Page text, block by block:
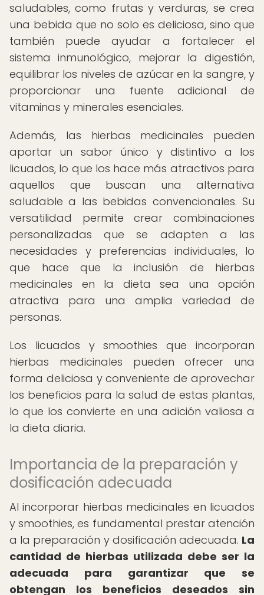
saludables, como frutas y verduras, se crea
una bebida que no solo es deliciosa, sino que
también puede ayudar a fortalecer el
sistema inmunológico, mejorar la digestión,
equilibrar los niveles de azúcar en la sangre, y
proporcionar una fuente adicional de
vitaminas y minerales esenciales.
Además, las hierbas medicinales pueden
aportar un sabor único y distintivo a los
licuados, lo que los hace más atractivos para
aquellos que buscan una alternativa
saludable a las bebidas convencionales. Su
versatilidad permite crear combinaciones
personalizadas que se adapten a las
necesidades y preferencias individuales, lo
que hace que la inclusión de hierbas
medicinales en la dieta sea una opción
atractiva para una amplia variedad de
personas.
Los licuados y smoothies que incorporan
hierbas medicinales pueden ofrecer una
forma deliciosa y conveniente de aprovechar
los beneficios para la salud de estas plantas,
lo que los convierte en una adición valiosa a
la dieta diaria.
Importancia de la preparación y
dosificación adecuada
Al incorporar hierbas medicinales en licuados
y smoothies, es fundamental prestar atención
a la preparación y dosificación adecuada. La
cantidad de hierbas utilizada debe ser la
adecuada para garantizar que se
obtengan los beneficios deseados sin